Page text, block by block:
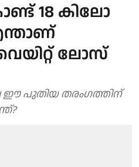
18 കിലോ
ലോസ്
ഈ പുതിയ തരംഗത്തിന്